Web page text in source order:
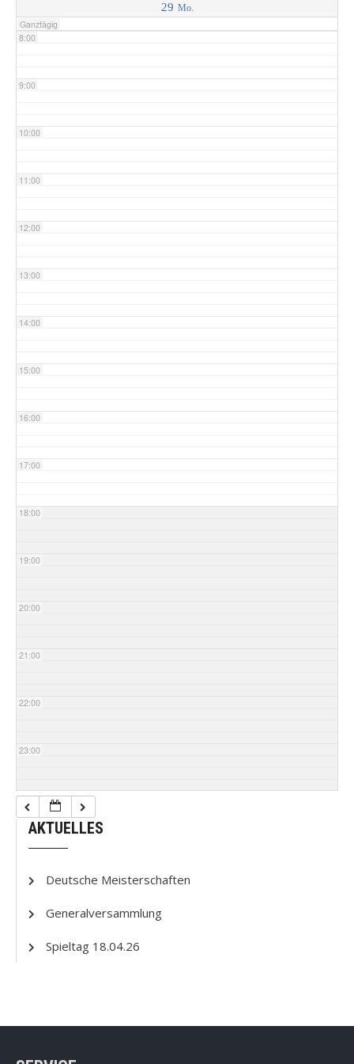
29 Mo.
Ganztägig
8:00
9:00
10:00
11:00
12:00
13:00
14:00
15:00
16:00
17:00
18:00
19:00
20:00
21:00
22:00
23:00
AKTUELLES
Deutsche Meisterschaften
Generalversammlung
Spieltag 18.04.26